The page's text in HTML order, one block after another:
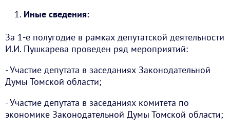
Иные сведения:
За 1-е полугодие в рамках депутатской деятельности
И.И. Пушкарева проведен ряд мероприятий:
- Участие депутата в заседаниях Законодательной
Думы Томской области;
- Участие депутата в заседаниях комитета по
экономике Законодательной Думы Томской области;